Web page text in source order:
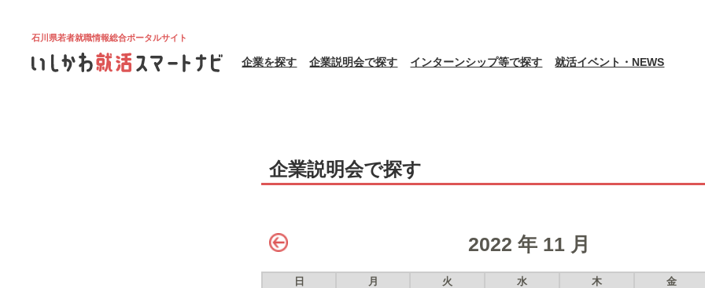
石川県若者就職情報総合ポータルサイト
企業を探す 企業説明会で探す インターンシップ等で探す 就活イベント・NEWS
企業説明会で探す
2022 年 11 月
日 月 火 水 木 金